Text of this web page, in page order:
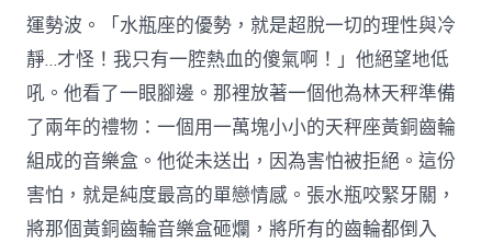
運勢波。「水瓶座的優勢，就是超脫一切的理性與冷
靜…才怪！我只有一腔熱血的傻氣啊！」他絕望地低
吼。他看了一眼腳邊。那裡放著一個他為林天秤準備
了兩年的禮物：一個用一萬塊小小的天秤座黃銅齒輪
組成的音樂盒。他從未送出，因為害怕被拒絕。這份
害怕，就是純度最高的單戀情感。張水瓶咬緊牙關，
將那個黃銅齒輪音樂盒砸爛，將所有的齒輪都倒入